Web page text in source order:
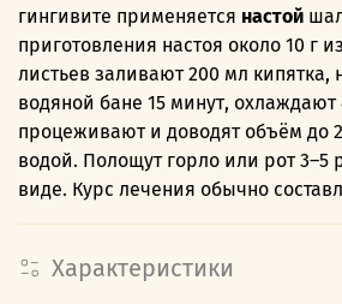
гингивите применяется настой
приготовления настоя около 10 г
листьев заливают 200 мл кипятка,
водяной бане 15 минут, охлаждают
процеживают и доводят объём до
водой. Полощут горло или рот 3–5
виде. Курс лечения обычно
Характеристики